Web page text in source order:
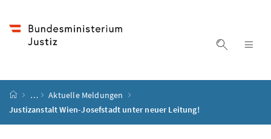
Suche
Startseite
…
Aktuelle Meldungen
Justizanstalt Wien-Josefstadt unter neuer Leitung!